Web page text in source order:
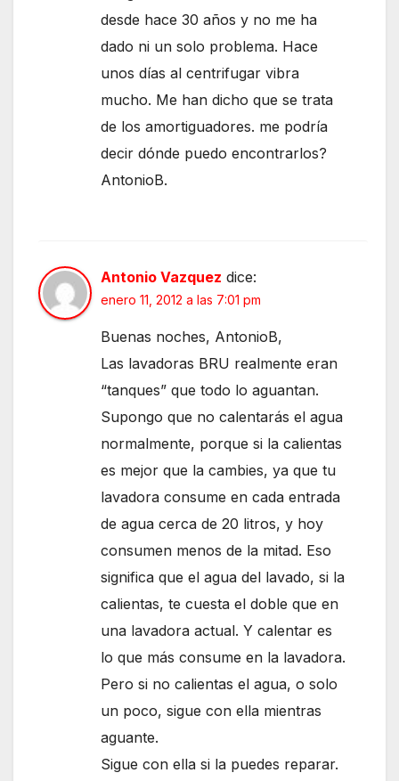
desde hace 30 años y no me ha
dado ni un solo problema. Hace
unos días al centrifugar vibra
mucho. Me han dicho que se trata
de los amortiguadores. me podría
decir dónde puedo encontrarlos?
AntonioB.
Antonio Vazquez dice:
enero 11, 2012 a las 7:01 pm
Buenas noches, AntonioB,
Las lavadoras BRU realmente eran
“tanques” que todo lo aguantan.
Supongo que no calentarás el agua
normalmente, porque si la calientas
es mejor que la cambies, ya que tu
lavadora consume en cada entrada
de agua cerca de 20 litros, y hoy
consumen menos de la mitad. Eso
significa que el agua del lavado, si la
calientas, te cuesta el doble que en
una lavadora actual. Y calentar es
lo que más consume en la lavadora.
Pero si no calientas el agua, o solo
un poco, sigue con ella mientras
aguante.
Sigue con ella si la puedes reparar.